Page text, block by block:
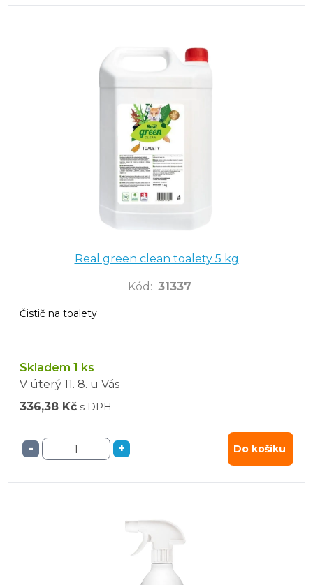
Real green clean toalety 5 kg
Kód : 31337
Čistič na toalety
Skladem 1 ks
V úterý 11. 8. u Vás
336,38 Kč s DPH
- + Do košíku